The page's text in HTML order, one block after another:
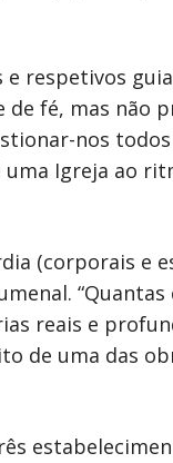
respetivos
de fé, mas não
nos
Igreja ao
(corporais e
“Quantas
reais e
de uma das